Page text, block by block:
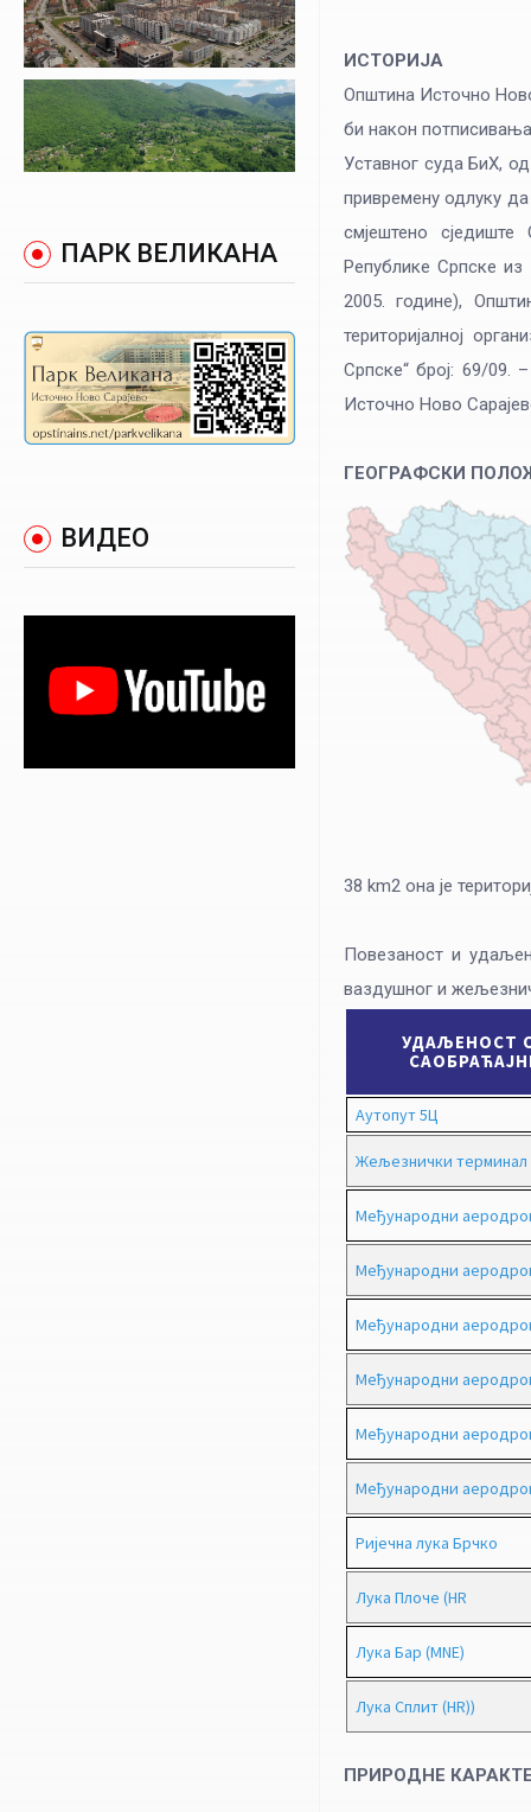
ПАРК ВЕЛИКАНА
ВИДЕО
ИСТОРИЈА
Општина Источно
би након
Уставног суда БиХ,
привремену одлуку
смјештено
Републике Српске из
2005. године),
територијалној
Српске“ број: 69/09.
Источно Ново
ГЕОГРАФСКИ
38 km2 она je
Повезаност и
ваздушног и
УДАЉЕНОСТ
Аутопут 5Ц
Жељезнички терминал
Међународни
Међународни
Међународни
Међународни
Међународни
Међународни
Ријечна лука Брчко
Лука Плоче (HR
Лука Бар (MNE)
Лука Сплит (HR))
ПРИРОДНЕ